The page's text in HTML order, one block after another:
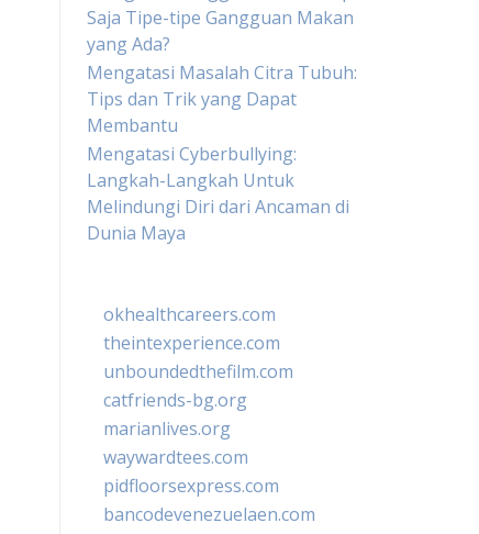
Saja Tipe-tipe Gangguan Makan
yang Ada?
Mengatasi Masalah Citra Tubuh:
Tips dan Trik yang Dapat
Membantu
Mengatasi Cyberbullying:
Langkah-Langkah Untuk
Melindungi Diri dari Ancaman di
Dunia Maya
okhealthcareers.com
theintexperience.com
unboundedthefilm.com
catfriends-bg.org
marianlives.org
waywardtees.com
pidfloorsexpress.com
bancodevenezuelaen.com